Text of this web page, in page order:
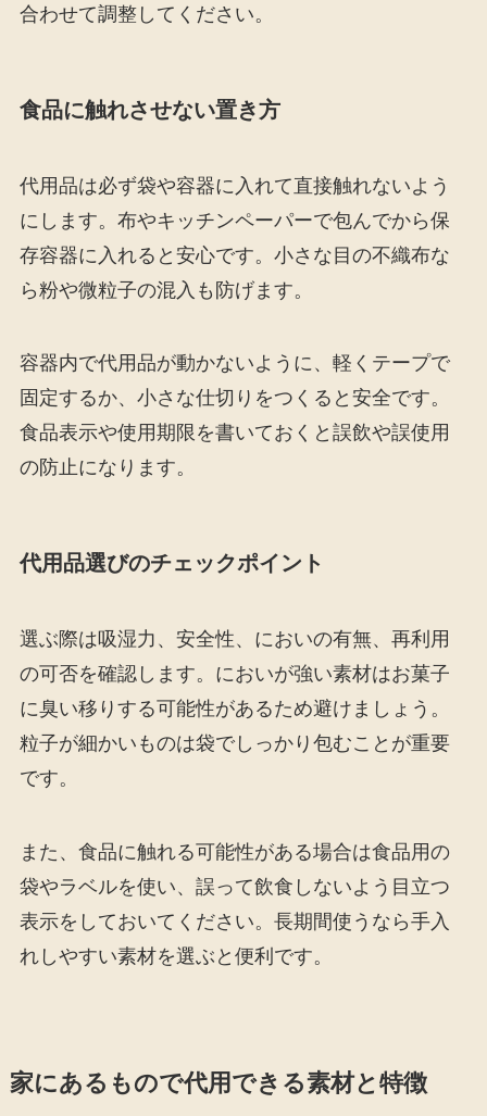
合わせて調整してください。
食品に触れさせない置き方
代用品は必ず袋や容器に入れて直接触れないよう
にします。布やキッチンペーパーで包んでから保
存容器に入れると安心です。小さな目の不織布な
ら粉や微粒子の混入も防げます。
容器内で代用品が動かないように、軽くテープで
固定するか、小さな仕切りをつくると安全です。
食品表示や使用期限を書いておくと誤飲や誤使用
の防止になります。
代用品選びのチェックポイント
選ぶ際は吸湿力、安全性、においの有無、再利用
の可否を確認します。においが強い素材はお菓子
に臭い移りする可能性があるため避けましょう。
粒子が細かいものは袋でしっかり包むことが重要
です。
また、食品に触れる可能性がある場合は食品用の
袋やラベルを使い、誤って飲食しないよう目立つ
表示をしておいてください。長期間使うなら手入
れしやすい素材を選ぶと便利です。
家にあるもので代用できる素材と特徴